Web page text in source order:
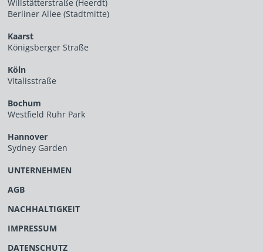
Willstätterstraße (Heerdt)
Berliner Allee (Stadtmitte)
Kaarst
Königsberger Straße
Köln
Vitalisstraße
Bochum
Westfield Ruhr Park
Hannover
Sydney Garden
UNTERNEHMEN
AGB
NACHHALTIGKEIT
IMPRESSUM
DATENSCHUTZ